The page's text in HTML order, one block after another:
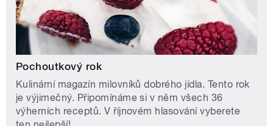
Pochoutkový rok
Kulinární magazín milovníků dobrého jídla. Tento rok
je výjimečný. Připomínáme si v něm všech 36
výherních receptů. V říjnovém hlasování vyberete